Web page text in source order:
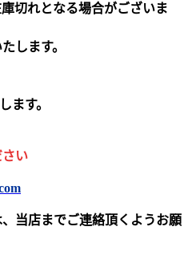
切れとなる場合がございま
します。
ます。
い
当店までご連絡頂くようお願